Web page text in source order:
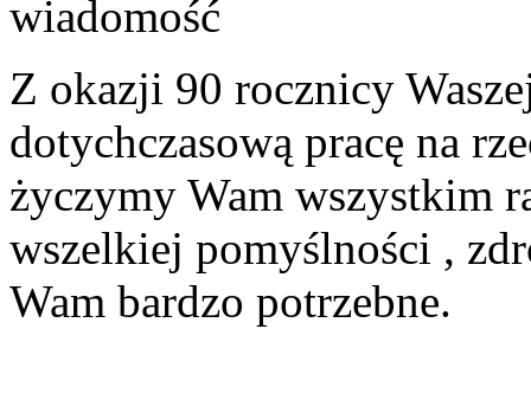
Z okazji 90 rocznicy
dotychczasową pracę na
życzymy Wam wszystkim
wszelkiej pomyślności ,
Wam bardzo potrzebne.